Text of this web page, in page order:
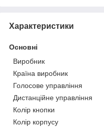
Характеристики
Основні
Виробник
Країна виробник
Голосове управління
Дистанційне управління
Колір кнопки
Колір корпусу